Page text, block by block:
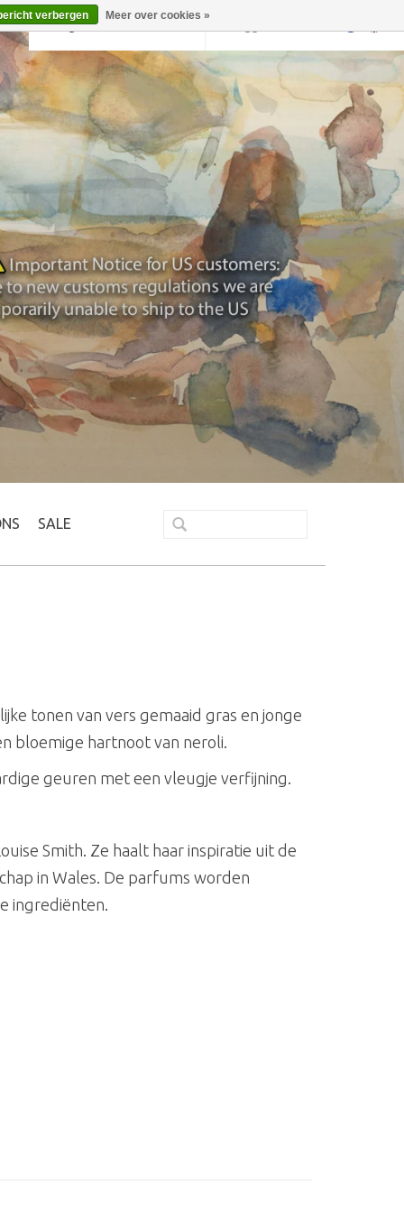
Terug naar krollermuller.nl
SALE
tonen van vers gemaaid gras en jonge
bloemige hartnoot van neroli.
geuren met een vleugje verfijning.
Smith. Ze haalt haar inspiratie uit de
in Wales. De parfums worden
ingrediënten.
verbergen Meer over cookies »